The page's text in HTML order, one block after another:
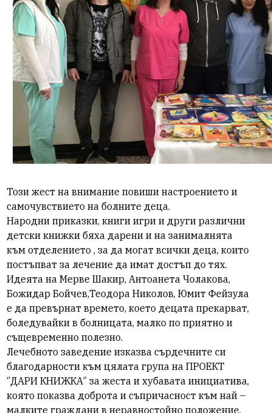
Този жест на внимание повиши настроението и
самочувствието на болните деца.
Народни приказки, книги игри и други различни
детски книжки бяха дарени и на занималнята
към отделението , за да могат всички деца, които
постъпват за лечение да имат достъп до тях.
Идеята на Мерве Шакир, Антоанета Чолакова,
Божидар Бойчев,Теодора Николов, Юмит Фейзула
е да превърнат времето, което децата прекарват,
боледувайки в болницата, малко по приятно и
същевременно полезно.
Лечебното заведение изказва сърдечните си
благодарности към цялата група на ПРОЕКТ
‘’ДАРИ КНИЖКА‘’ за жеста и хубавата инициатива,
която показва доброта и съпричасност към най –
малките граждани в неравностойно положение.